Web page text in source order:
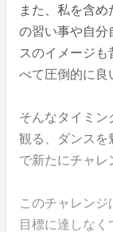
また、私を含
の習い事や自分
スのイメージ
べて圧倒的に良
そんなタイミン
観る、ダンスを
で新たにチャレ
このチャレンジ
目標に達しなく